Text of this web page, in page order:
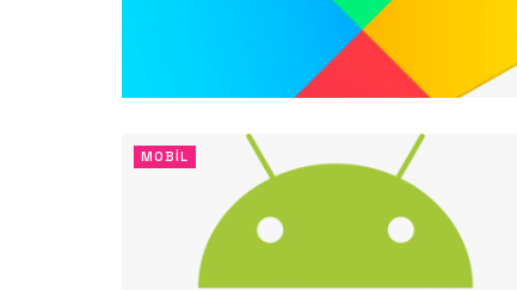
MOBIL